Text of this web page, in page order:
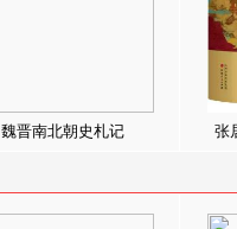
魏晋南北朝史札记 张